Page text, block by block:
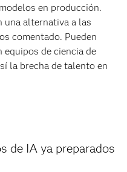
en producción.
una alternativa a las
comentado. Pueden
de ciencia de
la brecha de talento en
de IA ya preparados